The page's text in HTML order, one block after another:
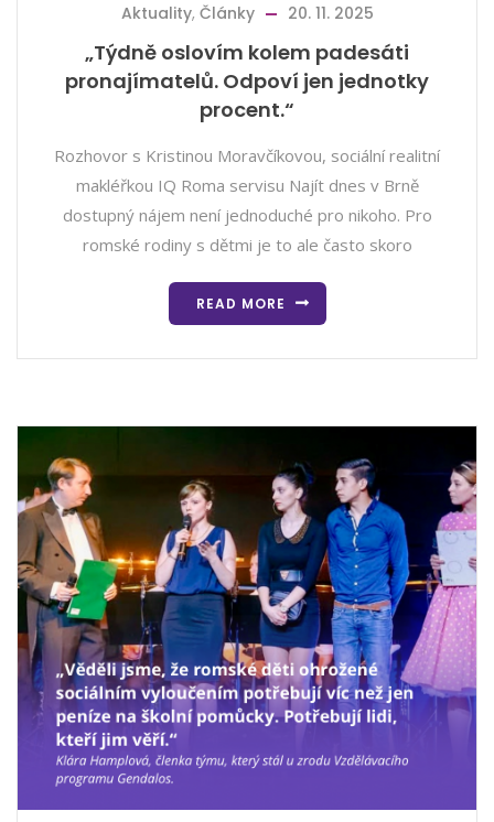
Aktuality, Články 20. 11. 2025
„Týdně oslovím kolem padesáti
pronajímatelů. Odpoví jen jednotky
procent.“
Rozhovor s Kristinou Moravčíkovou, sociální realitní
makléřkou IQ Roma servisu Najít dnes v Brně
dostupný nájem není jednoduché pro nikoho. Pro
romské rodiny s dětmi je to ale často skoro
READ MORE